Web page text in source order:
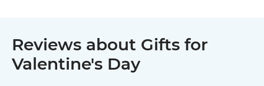
Reviews about Gifts for
Valentine's Day